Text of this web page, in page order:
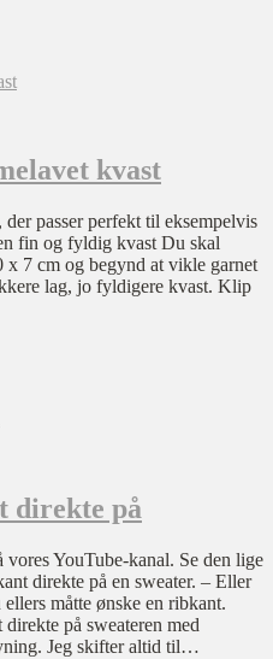
kvast
passer perfekt til eksempelvis
fin og fyldig kvast Du skal
7 cm og begynd at vikle garnet
lag, jo fyldigere kvast. Klip
direkte på
YouTube-kanal. Se den lige
direkte på en sweater. – Eller
måtte ønske en ribkant.
på sweateren med
Jeg skifter altid til…